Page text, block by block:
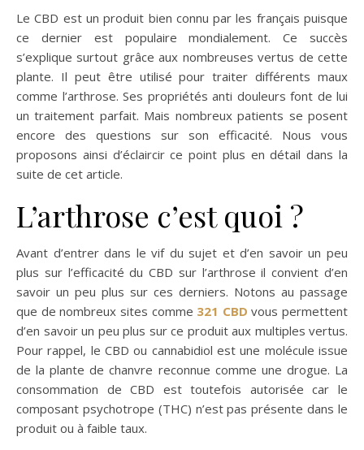
Le CBD est un produit bien connu par les français puisque
ce dernier est populaire mondialement. Ce succès
s’explique surtout grâce aux nombreuses vertus de cette
plante. Il peut être utilisé pour traiter différents maux
comme l’arthrose. Ses propriétés anti douleurs font de lui
un traitement parfait. Mais nombreux patients se posent
encore des questions sur son efficacité. Nous vous
proposons ainsi d’éclaircir ce point plus en détail dans la
suite de cet article.
L’arthrose c’est quoi ?
Avant d’entrer dans le vif du sujet et d’en savoir un peu
plus sur l’efficacité du CBD sur l’arthrose il convient d’en
savoir un peu plus sur ces derniers. Notons au passage
que de nombreux sites comme 321 CBD vous permettent
d’en savoir un peu plus sur ce produit aux multiples vertus.
Pour rappel, le CBD ou cannabidiol est une molécule issue
de la plante de chanvre reconnue comme une drogue. La
consommation de CBD est toutefois autorisée car le
composant psychotrope (THC) n’est pas présente dans le
produit ou à faible taux.